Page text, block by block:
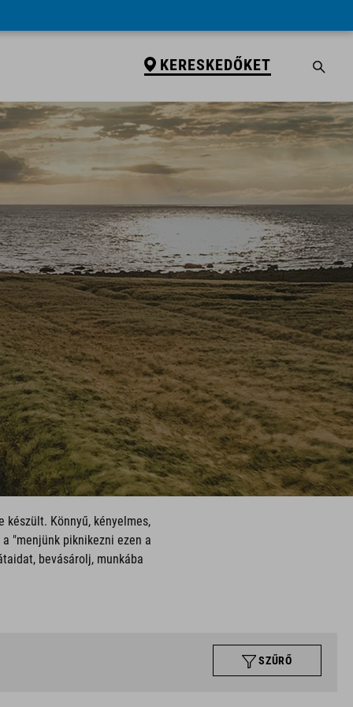
KERESKEDŐKET
Könnyű, kényelmes,
"menjünk piknikezni ezen a
bevásárolj, munkába
SZŰRŐ